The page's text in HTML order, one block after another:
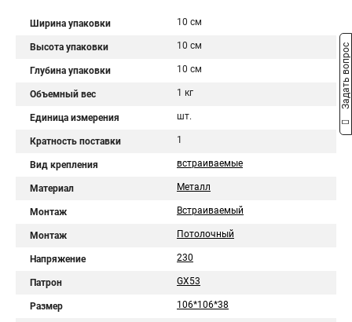
Ширина упаковки 10 см
Высота упаковки 10 см
Глубина упаковки 10 см
Объемный вес 1 кг
Единица измерения шт.
Кратность поставки 1
Вид крепления встраиваемые
Материал Металл
Монтаж Встраиваемый
Монтаж Потолочный
Напряжение 230
Патрон GX53
Размер 106*106*38
Задать вопрос